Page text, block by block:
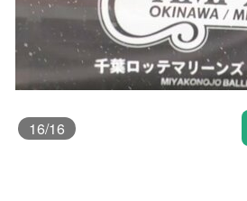
16/16